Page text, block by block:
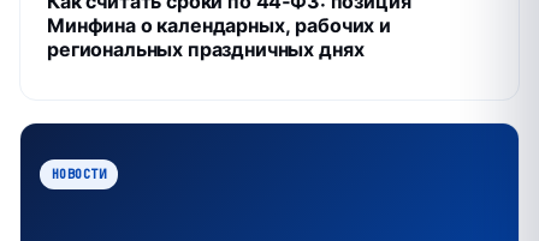
Минфина о календарных, рабочих и
региональных праздничных днях
НОВОСТИ